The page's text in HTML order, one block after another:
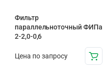
Фильтр
параллельноточный ФИПа
2-2,0-0,6
Цена по запросу